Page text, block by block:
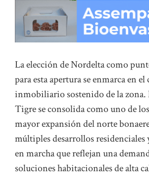
La elección de Nordelta como
para esta apertura se enmarca en
inmobiliario sostenido de la zona.
Tigre se consolida como uno de
mayor expansión del norte
múltiples desarrollos residenciales
en marcha que reflejan una
soluciones habitacionales de alta